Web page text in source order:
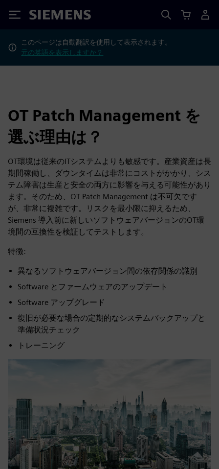
Siemens
このページは自動翻訳を使用して表示されます。
元の英語を表示しますか？
OT Patch Management を
選ぶ理由は？
OT環境は従来のITシステムよりも敏感です。産業資産は長
期間稼働し、ダウンタイムは非常にコストがかかり、シス
テム障害は生産と安全の両方に影響を与える可能性があり
ます。そのため、OT Patch Management は不可欠です
が、非常に複雑です。リスクを最小限に抑えるため、
Siemens 導入前に新しいソフトウェアバージョンのOT環
境間の互換性を検証してテストします。
特徴:
異なるソフトウェアバージョン間の依存関係の識別
Software とファームウェアのアップデート
Software アップグレード
復旧が必要な場合の定期的なシステムバックアップと
準備状況チェック
トレーニング